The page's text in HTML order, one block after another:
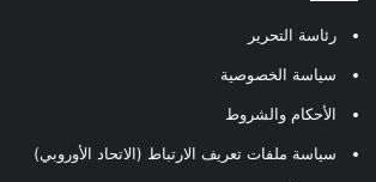
رئاسة التحرير
سياسة الخصوصية
الأحكام والشروط
سياسة ملفات تعريف الارتباط (الاتحاد الأوروبي)